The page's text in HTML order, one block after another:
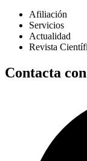
Afiliación
Servicios
Actualidad
Revista
Contacta